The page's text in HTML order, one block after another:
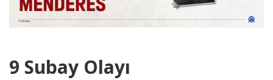
9 Subay Olayı